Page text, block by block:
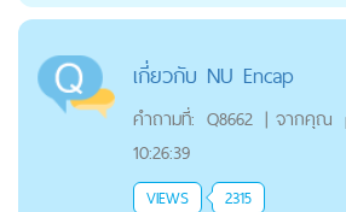
เกี่ยวกับ NU Encap
คำถามที่: Q8662 | จากคุณ
10:26:39
VIEWS 2315